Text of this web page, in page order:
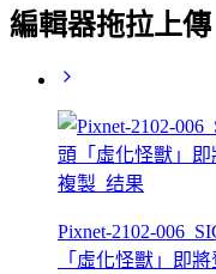
編輯器拖拉上
Pixnet-2102-
「虛化怪獸」即將